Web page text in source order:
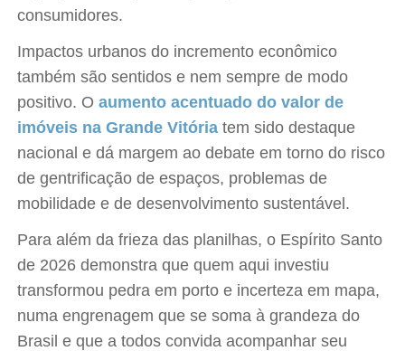
consumidores.
Impactos urbanos do incremento econômico
também são sentidos e nem sempre de modo
positivo. Oaumento acentuado do valor de
imóveis na Grande Vitória tem sido destaque
nacional e dá margem ao debate em torno do risco
de gentrificação de espaços, problemas de
mobilidade e de desenvolvimento sustentável.
Para além da frieza das planilhas, o Espírito Santo
de 2026 demonstra que quem aqui investiu
transformou pedra em porto e incerteza em mapa,
numa engrenagem que se soma à grandeza do
Brasil e que a todos convida acompanhar seu